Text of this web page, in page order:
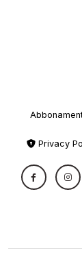
Privacy